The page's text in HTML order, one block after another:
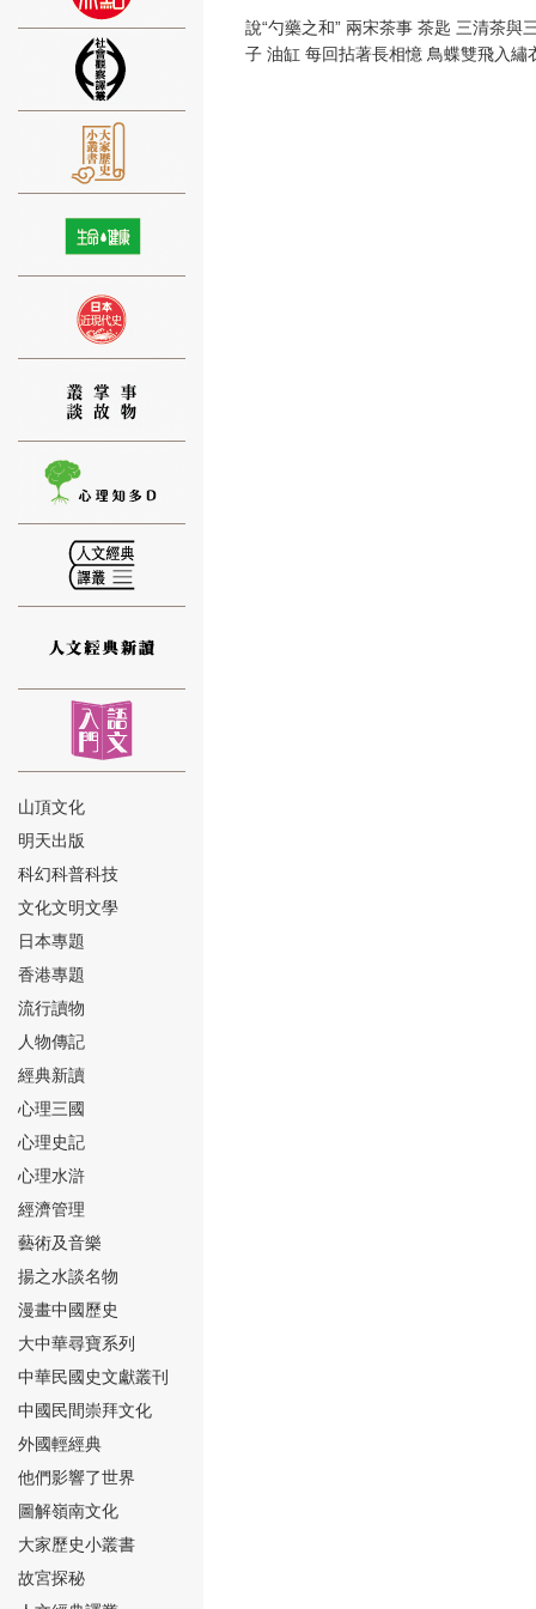
⑫
⑬
⑭
⑮
⑯
⑰
山頂文化
明天出版
科幻科普科技
文化文明文學
日本專題
香港專題
流行讀物
人物傳記
經典新讀
心理三國
心理史記
心理水滸
經濟管理
藝術及音樂
揚之水談名物
漫畫中國歷史
大中華尋寶系列
中華民國史文獻叢刊
中國民間崇拜文化
外國輕經典
他們影響了世界
圖解嶺南文化
大家歷史小叢書
故宮探秘
說“勺藥之和” 兩宋茶事 茶匙 三清茶與
子 油缸 每回拈著長相憶 鳥蝶雙飛入